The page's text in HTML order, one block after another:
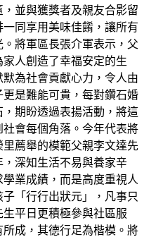
並與獲獎者及親友合影留
同享用美味佳餚，讓所有
將軍區長張介軍表示，父
人創造了幸福安定的生
為社會貢獻心力，令人由
是難能可貴，每對鑽石婚
期盼透過表揚活動，將這
會每個角落。今年代表將
薦舉的模範父親李文達先
深知生活不易與養家辛
業成績，而是高度重視人
「行行出狀元」，凡事只
平日更積極參與社區服
成，其德行足為楷模。將